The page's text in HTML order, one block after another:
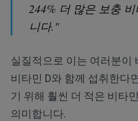
244% 더 많은 보충
니다."
실질적으로 이는 여러분이
비타민 D와 함께 섭취한다
기 위해 훨씬 더 적은 비타
의미합니다.